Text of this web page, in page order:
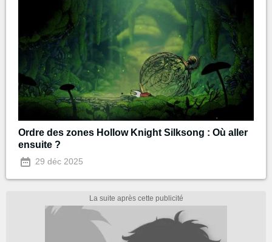
Ordre des zones Hollow Knight Silksong : Où aller
ensuite ?
29 déc 2025